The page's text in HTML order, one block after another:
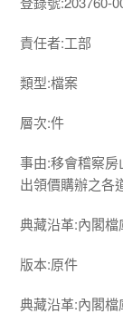
責任者:工部
類型:檔案
層次:件
事由:移會稽察
出領價購辦之各
典藏沿革:內閣檔
版本:原件
典藏沿革:內閣檔